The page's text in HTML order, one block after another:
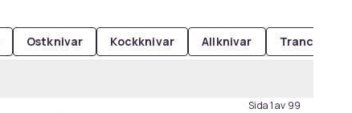
Ostknivar Kockknivar Allknivar
Sida 1 av 99